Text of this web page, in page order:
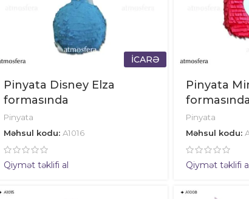
İCARƏ
Pinyata Disney Elza
formasında
Pinyata
Məhsul kodu: A1016
Qiymət təklifi al
Pinyata
formasında
Pinyata
Məhsul kodu:
Qiymət təklifi